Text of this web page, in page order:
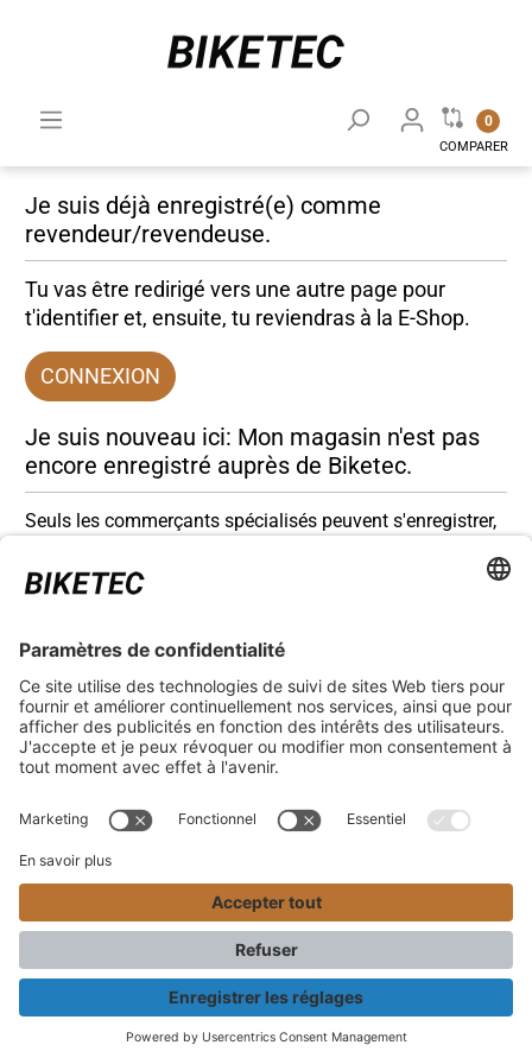
0
COMPARER
Je suis déjà enregistré(e) comme
revendeur/revendeuse.
Tu vas être redirigé vers une autre page pour
t'identifier et, ensuite, tu reviendras à la E-Shop.
CONNEXION
Je suis nouveau ici: Mon magasin n'est pas
encore enregistré auprès de Biketec.
Seuls les commerçants spécialisés peuvent s'enregistrer,
*Prix conseillé avec TVA. Hors frais de transport
Biketec GmbH © 2025